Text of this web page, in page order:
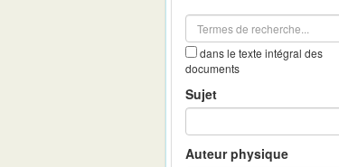
dans le texte intégral des
documents
Sujet
Auteur physique